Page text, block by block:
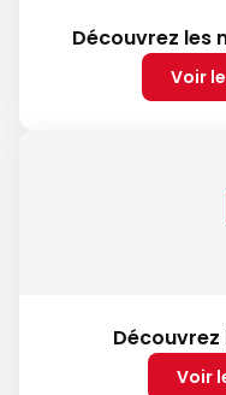
Découvrez les
Voir
Découvrez
Voir